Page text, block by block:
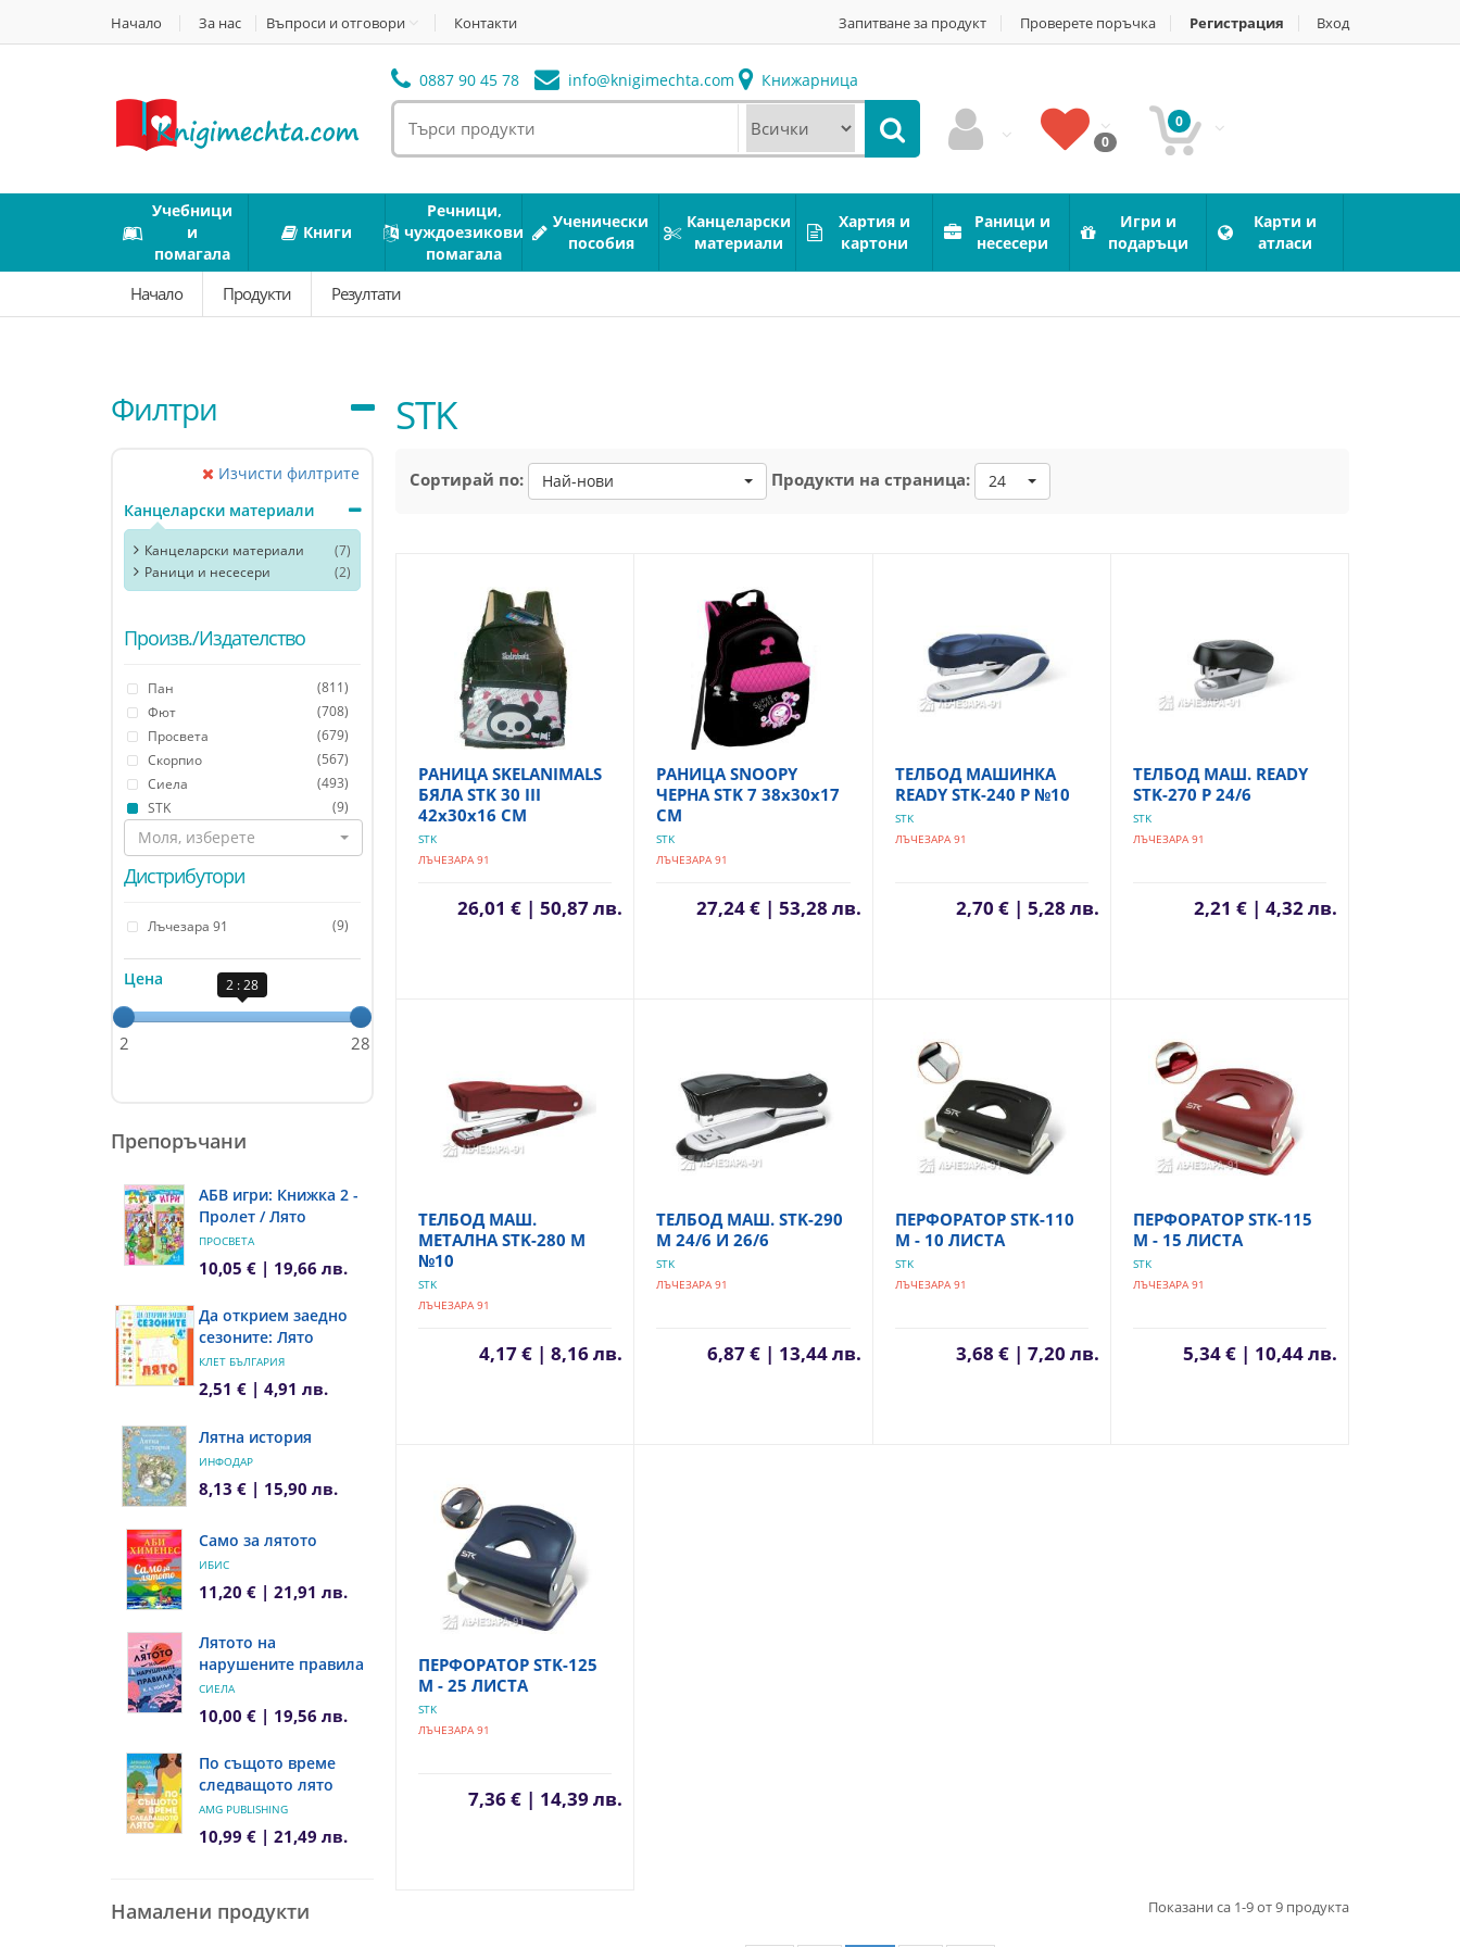
Начало За нас Въпроси и отговори Контакти Запитване за продукт Проверете поръчка Регистрация Вход
0887 90 45 78 info@knigimechta.com Книжарница
0
0
Учебници
и
помагала
Книги
Речници,
чуждоезикови
помагала
Ученически
пособия
Канцеларски
материали
Хартия и
картони
Раници и
несесери
Игри и
подаръци
Карти и
атласи
Начало Продукти Резултати
Филтри
Изчисти филтрите
Канцеларски материали
Канцеларски материали
(7)
Раници и несесери
(2)
Произв./Издателство
Пан
(811)
Фют
(708)
Просвета
(679)
Скорпио
(567)
Сиела
(493)
STK
(9)
Моля, изберете
Дистрибутори
Лъчезара 91 (9)
Цена 2 : 28
2 28
Препоръчани
АБВ игри: Книжка 2 -
Пролет / Лято
ПРОСВЕТА
10,05 € | 19,66 лв.
Да открием заедно
сезоните: Лято
КЛЕТ БЪЛГАРИЯ
2,51 € | 4,91 лв.
Лятна история
ИНФОДАР
8,13 € | 15,90 лв.
Само за лятото
ИБИС
11,20 € | 21,91 лв.
Лятото на
нарушените правила
СИЕЛА
10,00 € | 19,56 лв.
По същото време
следващото лято
AMG PUBLISHING
10,99 € | 21,49 лв.
Намалени продукти
STK
Сортирай по: Най-нови Продукти на страница: 24
РАНИЦА SKELANIMALS
БЯЛА STK 30 III
42х30х16 СМ
STK
ЛЪЧЕЗАРА 91
26,01 € | 50,87 лв.
РАНИЦА SNOOPY
ЧЕРНА STK 7 38х30х17
СМ
STK
ЛЪЧЕЗАРА 91
27,24 € | 53,28 лв.
ТЕЛБОД МАШИНКА
READY STK-240 P №10
STK
ЛЪЧЕЗАРА 91
2,70 € | 5,28 лв.
ТЕЛБОД МАШ. READY
STK-270 P 24/6
STK
ЛЪЧЕЗАРА 91
2,21 € | 4,32 лв.
ТЕЛБОД МАШ.
МЕТАЛНА STK-280 М
№10
STK
ЛЪЧЕЗАРА 91
4,17 € | 8,16 лв.
ТЕЛБОД МАШ. STK-290
М 24/6 И 26/6
STK
ЛЪЧЕЗАРА 91
6,87 € | 13,44 лв.
ПЕРФОРАТОР STK-110
М - 10 ЛИСТА
STK
ЛЪЧЕЗАРА 91
3,68 € | 7,20 лв.
ПЕРФОРАТОР STK-115
М - 15 ЛИСТА
STK
ЛЪЧЕЗАРА 91
5,34 € | 10,44 лв.
ПЕРФОРАТОР STK-125
М - 25 ЛИСТА
STK
ЛЪЧЕЗАРА 91
7,36 € | 14,39 лв.
Показани са 1-9 от 9 продукта